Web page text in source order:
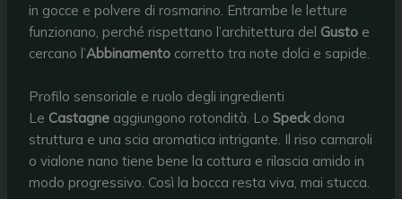
in gocce e polvere di rosmarino. Entrambe le letture
funzionano, perché rispettano l’architettura del Gusto e
cercano l’Abbinamento corretto tra note dolci e sapide.
Profilo sensoriale e ruolo degli ingredienti
Le Castagne aggiungono rotondità. LoSpeckdona
struttura e una scia aromatica intrigante. Il riso carnaroli
o vialone nano tiene bene la cottura e rilascia amido in
modo progressivo. Così la bocca resta viva, mai stucca.